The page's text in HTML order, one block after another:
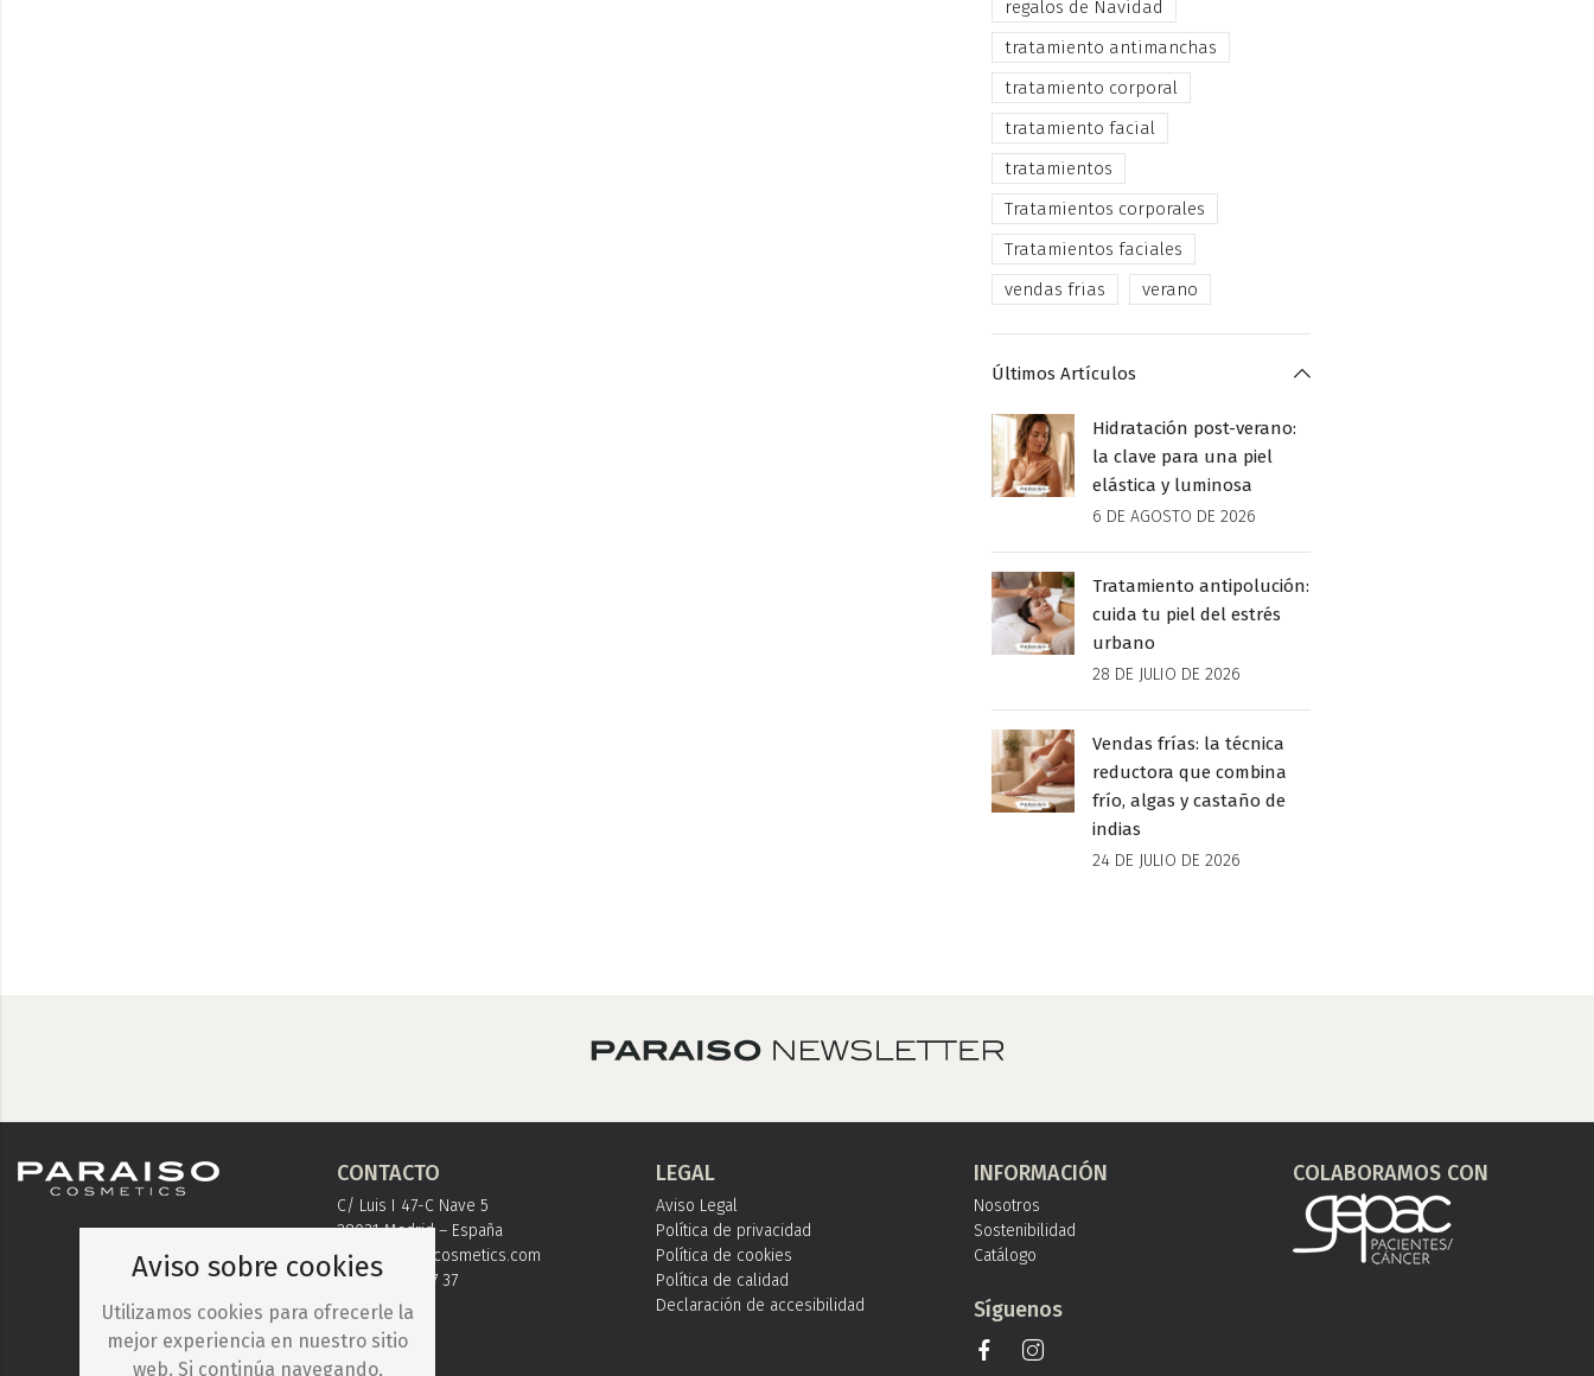
regalos de Navidad
tratamiento antimanchas
tratamiento corporal
tratamiento facial
tratamientos
Tratamientos corporales
Tratamientos faciales
vendas frias
verano
Últimos Artículos
Hidratación post-verano:
la clave para una piel
elástica y luminosa
6 DE AGOSTO DE 2026
Tratamiento antipolución:
cuida tu piel del estrés
urbano
28 DE JULIO DE 2026
Vendas frías: la técnica
reductora que combina
frío, algas y castaño de
indias
24 DE JULIO DE 2026
CONTACTO
C/ Luis I 47-C Nave 5
28031 Madrid – España
info@paraisocosmetics.com
+ 34 91 778 37 37
LEGAL
Aviso Legal
Política de privacidad
Política de cookies
Política de calidad
Declaración de accesibilidad
INFORMACIÓN
Nosotros
Sostenibilidad
Catálogo
Síguenos
COLABORAMOS CON
Aviso sobre cookies
Utilizamos cookies para ofrecerle la
mejor experiencia en nuestro sitio
web. Si continúa navegando,